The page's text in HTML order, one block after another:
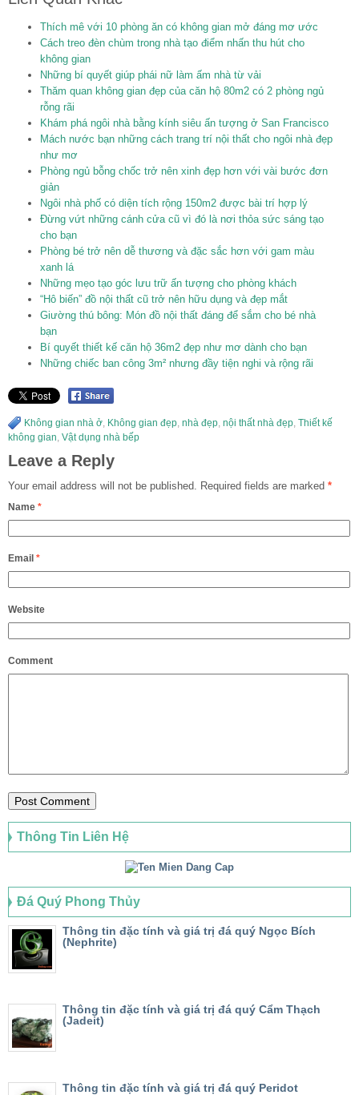
Thích mê với 10 phòng ăn có không gian mở đáng mơ ước
Cách treo đèn chùm trong nhà tạo điểm nhấn thu hút cho
không gian
Những bí quyết giúp phái nữ làm ấm nhà từ vải
Thăm quan không gian đẹp của căn hộ 80m2 có 2 phòng ngủ
rỗng rãi
Khám phá ngôi nhà bằng kính siêu ấn tượng ở San Francisco
Mách nước bạn những cách trang trí nội thất cho ngôi nhà đẹp
như mơ
Phòng ngủ bỗng chốc trở nên xinh đẹp hơn với vài bước đơn
giản
Ngôi nhà phố có diện tích rộng 150m2 được bài trí hợp lý
Đừng vứt những cánh cửa cũ vì đó là nơi thỏa sức sáng tạo
cho bạn
Phòng bé trở nên dễ thương và đặc sắc hơn với gam màu
xanh lá
Những mẹo tạo góc lưu trữ ấn tượng cho phòng khách
“Hô biến” đồ nội thất cũ trở nên hữu dụng và đẹp mắt
Giường thú bông: Món đồ nội thất đáng để sắm cho bé nhà
bạn
Bí quyết thiết kế căn hộ 36m2 đẹp như mơ dành cho bạn
Những chiếc ban công 3m² nhưng đầy tiện nghi và rộng rãi
Không gian nhà ở, Không gian đẹp, nhà đẹp, nội thất nhà đẹp, Thiết kế
không gian, Vật dụng nhà bếp
Leave a Reply
Your email address will not be published. Required fields are marked *
Name *
Email *
Website
Comment
Thông Tin Liên Hệ
Đá Quý Phong Thủy
Thông tin đặc tính và giá trị đá quý Ngọc Bích
(Nephrite)
Thông tin đặc tính và giá trị đá quý Cẩm Thạch
(Jadeit)
Thông tin đặc tính và giá trị đá quý Peridot